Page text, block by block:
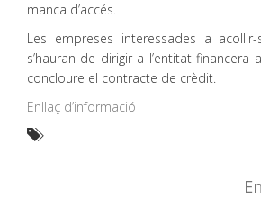
manca d’accés.
Les empreses interessades a
s’hauran de dirigir a l’entitat financera
concloure el contracte de crèdit.
Enllaç d’informació